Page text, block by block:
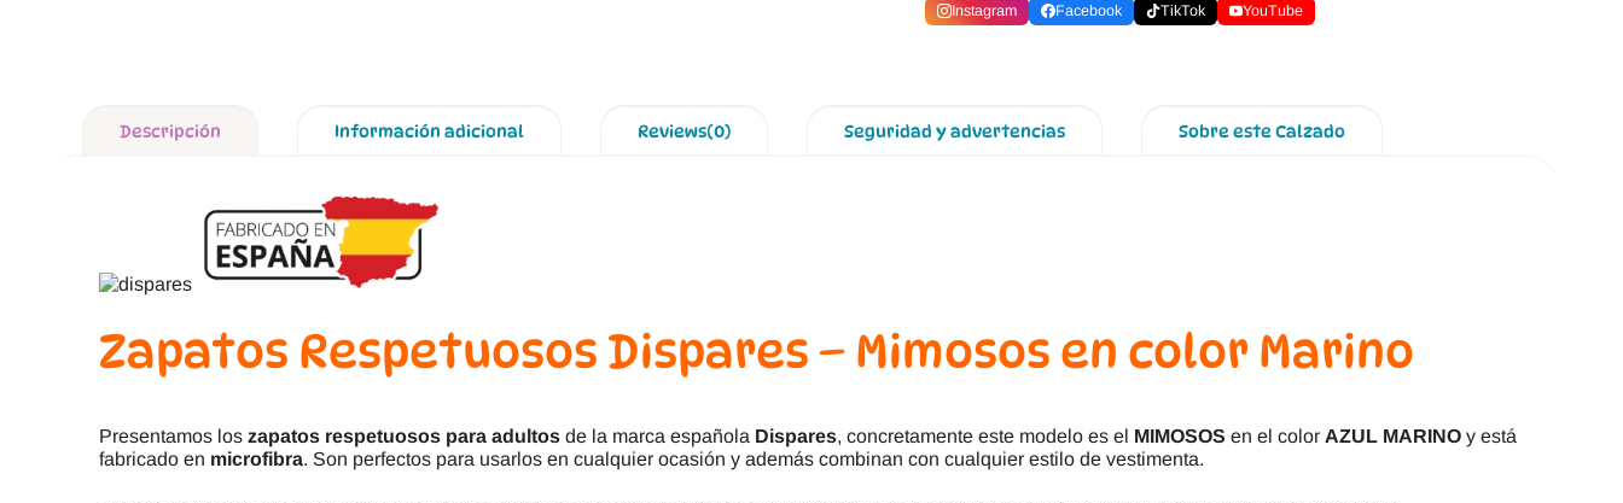
Instagram Facebook TikTok YouTube
Descripción Información adicional Reviews(0) Seguridad y advertencias Sobre este Calzado
Zapatos Respetuosos Dispares – Mimosos en color Marino
Presentamos los zapatos respetuosos para adultos de la marca española Dispares, concretamente este modelo es el MIMOSOS en el color AZUL MARINO y está
fabricado en microfibra. Son perfectos para usarlos en cualquier ocasión y además combinan con cualquier estilo de vestimenta.